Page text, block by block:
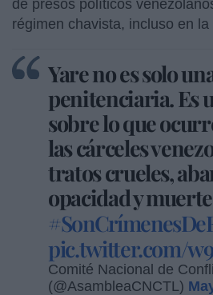
de presos políticos
régimen chavista, incluso en la
Yare no es solo
penitenciaria. Es
sobre lo que
las cárceles
tratos crueles,
opacidad y
pic.twitter.com/
Comité Nacional de
(@AsambleaCNCTL)